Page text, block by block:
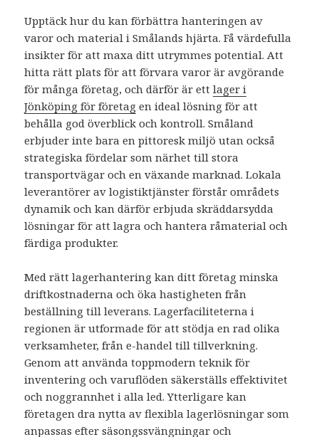
Upptäck hur du kan förbättra hanteringen av
varor och material i Smålands hjärta. Få värdefulla
insikter för att maxa ditt utrymmes potential. Att
hitta rätt plats för att förvara varor är avgörande
för många företag, och därför är ettlager i
Jönköping för företag en ideal lösning för att
behålla god överblick och kontroll. Småland
erbjuder inte bara en pittoresk miljö utan också
strategiska fördelar som närhet till stora
transportvägar och en växande marknad. Lokala
leverantörer av logistiktjänster förstår områdets
dynamik och kan därför erbjuda skräddarsydda
lösningar för att lagra och hantera råmaterial och
färdiga produkter.
Med rätt lagerhantering kan ditt företag minska
driftkostnaderna och öka hastigheten från
beställning till leverans. Lagerfaciliteterna i
regionen är utformade för att stödja en rad olika
verksamheter, från e-handel till tillverkning.
Genom att använda toppmodern teknik för
inventering och varuflöden säkerställs effektivitet
och noggrannhet i alla led. Ytterligare kan
företagen dra nytta av flexibla lagerlösningar som
anpassas efter säsongssvängningar och